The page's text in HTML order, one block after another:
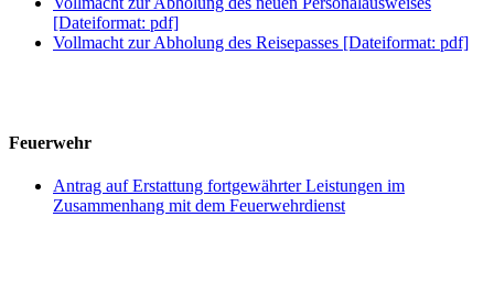
[Dateiformat: pdf]
Vollmacht zur Abholung des Reisepasses [Dateiformat: pdf]
Feuerwehr
Antrag auf Erstattung fortgewährter Leistungen im
Zusammenhang mit dem Feuerwehrdienst